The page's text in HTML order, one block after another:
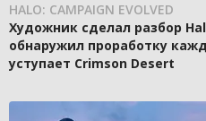
HALO: CAMPAIGN EVOLVED
Художник сделал разбор
обнаружил проработку
уступает Crimson Desert